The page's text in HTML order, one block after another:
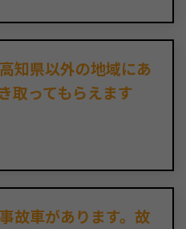
知県以外の地域にあ
取ってもらえます
故車があります。故